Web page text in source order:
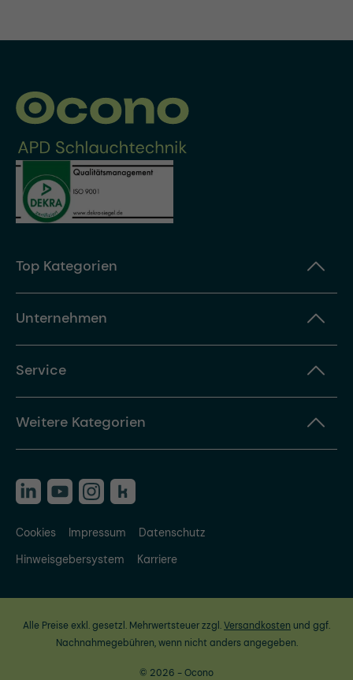
Top Kategorien
Unternehmen
Service
Weitere Kategorien
Cookies Impressum
Datenschutz
Hinweisgebersystem
Karriere
Alle Preise exkl. gesetzl. Mehrwertsteuer zzgl.Versandkosten und ggf.
Nachnahmegebühren, wenn nicht anders angegeben.
© 2026 - Ocono